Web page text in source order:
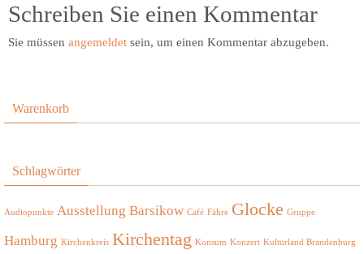
Schreiben Sie einen Kommentar
Sie müssen angemeldet sein, um einen Kommentar abzugeben.
Warenkorb
Schlagwörter
Audiopunkte Ausstellung Barsikow Café Fähre Glocke Gruppe
Hamburg Kirchenkreis Kirchentag Konsum Konzert Kulturland Brandenburg